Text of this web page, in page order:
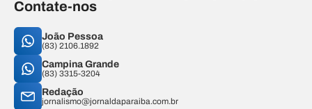
Contate-nos
João Pessoa
(83) 2106.1892
Campina Grande
(83) 3315-3204
Redação
jornalismo@jornaldaparaiba.com.br